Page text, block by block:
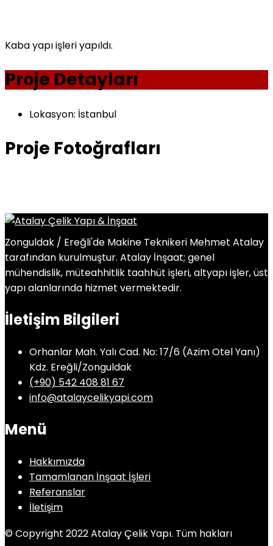
Kaba yapı işleri yapıldı.
Proje Detayları
Lokasyon: İstanbul
Proje Fotoğrafları
Zonguldak / Ereğli'de Makine Teknikeri Mehmet Atalay
tarafından kurulmuştur. Atalay İnşaat; genel
mühendislik, müteahhitlik taahhüt işleri, altyapı işler, üst
yapı alanlarında hizmet vermektedir.
İletişim Bilgileri
Orhanlar Mah. Yalı Cad. No: 17/6 (Azim Otel Yanı)
Kdz. Ereğli/Zonguldak
(+90) 542 408 81 67
info@atalaycelikyapi.com
Menü
Hakkımızda
Tamamlanan İnşaat İşleri
Referanslar
İletişim
© Copyright 2022 Atalay Çelik Yapı. Tüm hakları